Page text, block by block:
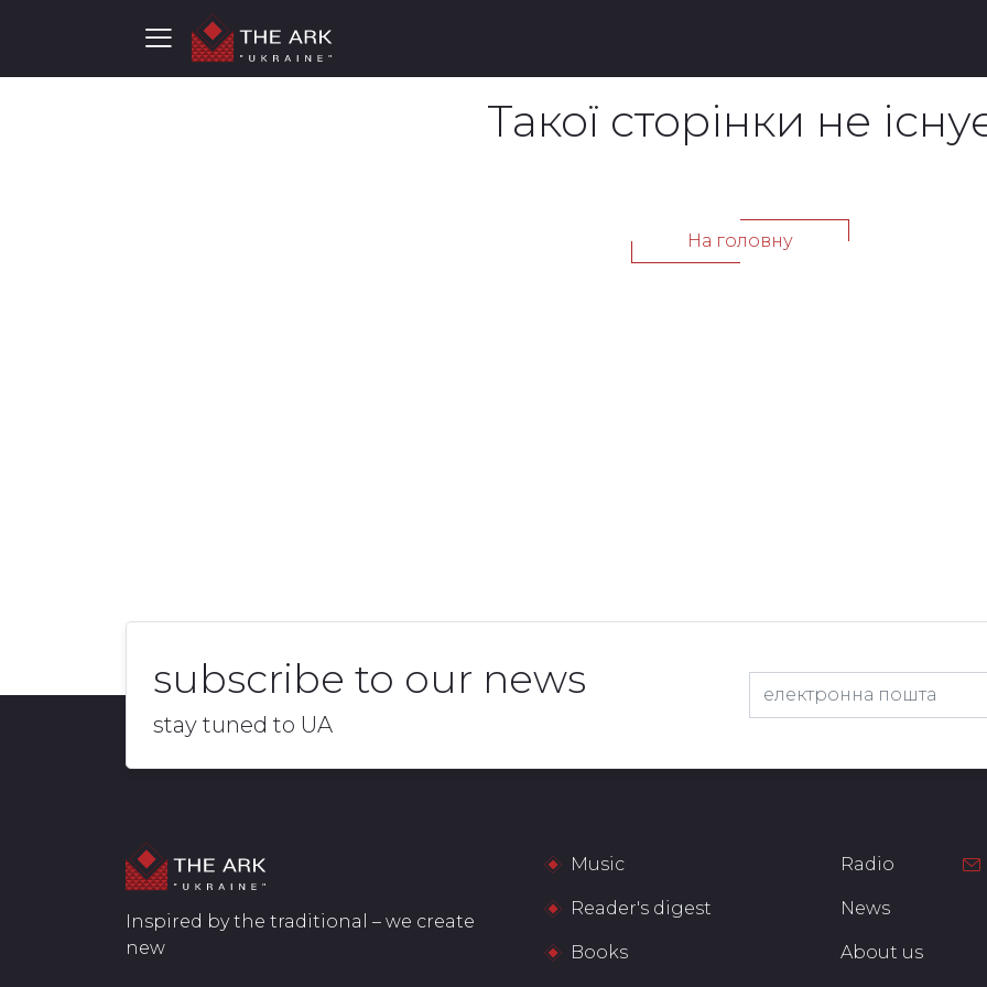
Такої сторінки не
На головну
subscribe to our news
stay tuned to UA
Inspired by the traditional – we create
new
Music
Reader's digest
Books
Radio
News
About us